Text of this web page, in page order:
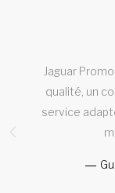
Jaguar
qualité, un
service